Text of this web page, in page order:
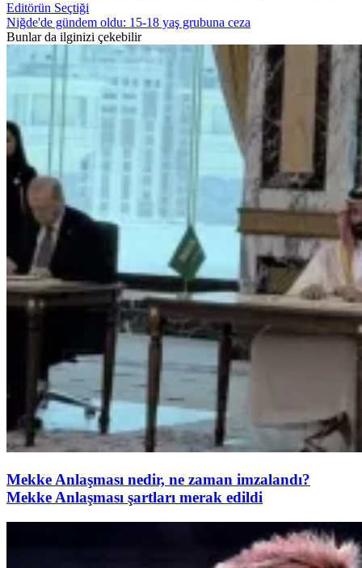
Editörün Seçtiği
Niğde'de gündem oldu: 15-18 yaş grubuna ceza
Bunlar da ilginizi çekebilir
Mekke Anlaşması nedir, ne zaman imzalandı?
Mekke Anlaşması şartları merak edildi